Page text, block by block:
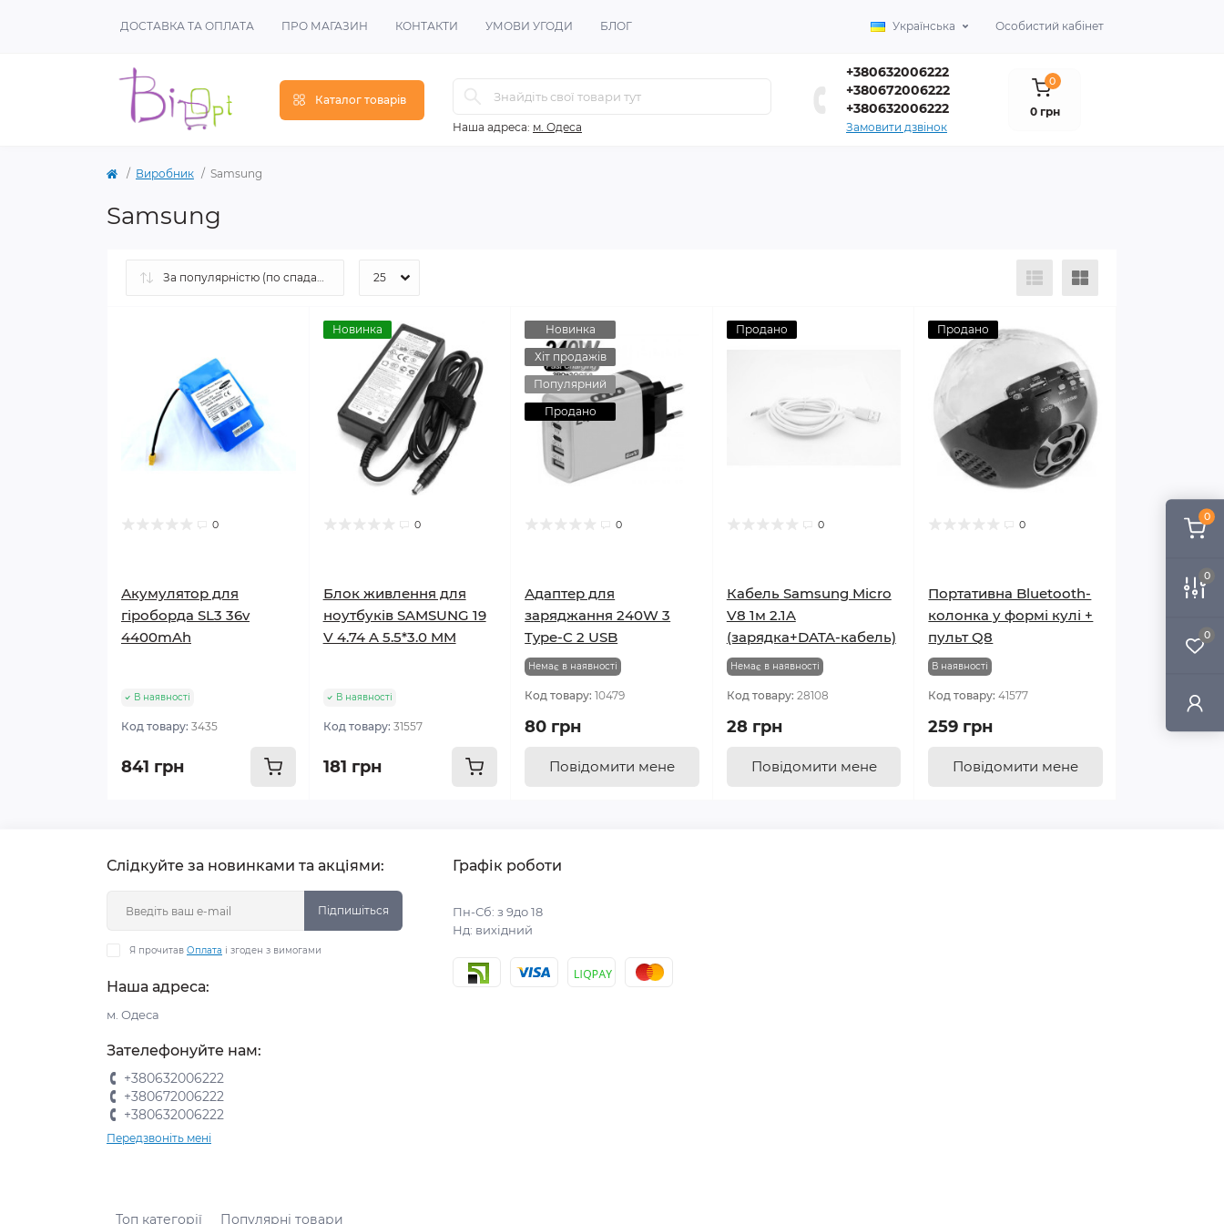
0
0
0
ДОСТАВКА ТА ОПЛАТА ПРО МАГАЗИН КОНТАКТИ УМОВИ УГОДИ БЛОГ Українська Особистий кабінет
Каталог товарів
Наша адреса: м. Одеса
+380632006222
+380672006222
+380632006222
Замовити дзвінок
0
0 грн
Виробник Samsung
Samsung
0
Акумулятор для
гіроборда SL3 36v
4400mAh
В наявності
Код товару: 3435
841 грн
Новинка
0
Блок живлення для
ноутбуків SAMSUNG 19
V 4.74 A 5.5*3.0 MM
В наявності
Код товару: 31557
181 грн
Новинка
Хіт продажів
Популярний
Продано
0
Адаптер для
заряджання 240W 3
Type-C 2 USB
Немає в наявності
Код товару:10479
80 грн
Повідомити мене
Продано
0
Кабель Samsung Micro
V8 1м 2.1A
(зарядка+DATA-кабель)
Немає в наявності
Код товару: 28108
28 грн
Повідомити мене
Продано
0
Портативна Bluetooth-
колонка у формі кулі +
пульт Q8
В наявності
Код товару:41577
259 грн
Повідомити мене
Слідкуйте за новинками та акціями:
Підпишіться
Я прочитав Оплата і згоден з вимогами
Наша адреса:
м. Одеса
Зателефонуйте нам:
+380632006222
+380672006222
+380632006222
Передзвоніть мені
Графік роботи
Пн-Сб: з 9до 18
Нд: вихідний
Топ категорії Популярні товари